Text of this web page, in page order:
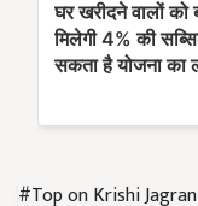
#Top on Krishi Jagran